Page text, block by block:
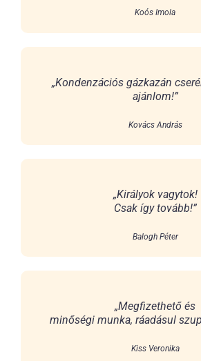
Koós Imola
„Kondenzációs gázkazán
ajánlom!”
Kovács András
„Királyok vagytok!
Csak így tovább!”
Balogh Péter
„Megfizethető és
minőségi munka, ráadásul
Kiss Veronika